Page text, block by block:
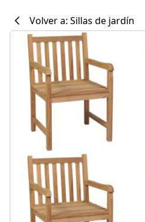
#sharemevidaxl
Volver a: Sillas de jardín